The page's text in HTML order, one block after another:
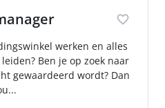
werken en alles
Ben je op zoek naar
gewaardeerd wordt? Dan